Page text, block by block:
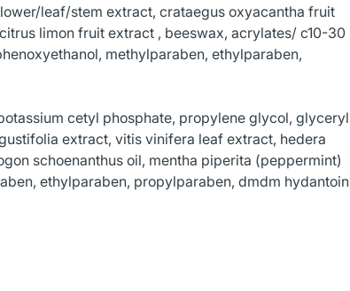
leaf/stem extract, crataegus oxyacantha fruit
limon fruit extract , beeswax, acrylates/ c10-30
methylparaben, ethylparaben,
cetyl phosphate, propylene glycol, glyceryl
extract, vitis vinifera leaf extract, hedera
schoenanthus oil, mentha piperita (peppermint)
ethylparaben, propylparaben, dmdm hydantoin